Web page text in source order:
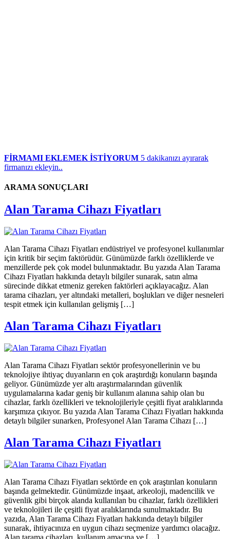
FİRMAMI EKLEMEK İSTİYORUM 5 dakikanızı ayırarak
firmanızı ekleyin..
ARAMA SONUÇLARI
Alan Tarama Cihazı Fiyatları
Alan Tarama Cihazı Fiyatları endüstriyel ve profesyonel kullanımlar
için kritik bir seçim faktörüdür. Günümüzde farklı özelliklerde ve
menzillerde pek çok model bulunmaktadır. Bu yazıda Alan Tarama
Cihazı Fiyatları hakkında detaylı bilgiler sunarak, satın alma
sürecinde dikkat etmeniz gereken faktörleri açıklayacağız. Alan
tarama cihazları, yer altındaki metalleri, boşlukları ve diğer nesneleri
tespit etmek için kullanılan gelişmiş […]
Alan Tarama Cihazı Fiyatları
Alan Tarama Cihazı Fiyatları sektör profesyonellerinin ve bu
teknolojiye ihtiyaç duyanların en çok araştırdığı konuların başında
geliyor. Günümüzde yer altı araştırmalarından güvenlik
uygulamalarına kadar geniş bir kullanım alanına sahip olan bu
cihazlar, farklı özellikleri ve teknolojileriyle çeşitli fiyat aralıklarında
karşımıza çıkıyor. Bu yazıda Alan Tarama Cihazı Fiyatları hakkında
detaylı bilgiler sunarken, Profesyonel Alan Tarama Cihazı […]
Alan Tarama Cihazı Fiyatları
Alan Tarama Cihazı Fiyatları sektörde en çok araştırılan konuların
başında gelmektedir. Günümüzde inşaat, arkeoloji, madencilik ve
güvenlik gibi birçok alanda kullanılan bu cihazlar, farklı özellikleri
ve teknolojileri ile çeşitli fiyat aralıklarında sunulmaktadır. Bu
yazıda, Alan Tarama Cihazı Fiyatları hakkında detaylı bilgiler
sunarak, ihtiyacınıza en uygun cihazı seçmenize yardımcı olacağız.
Alan tarama cihazları, kullanım amacına ve […]